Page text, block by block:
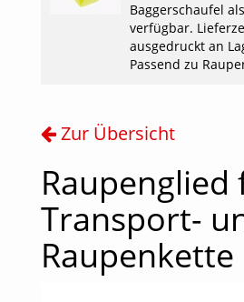
Baggerschaufel
verfügbar.
ausgedruckt an
Passend zu
Zur Übersicht
Raupenglied
Transport-
Raupenkette